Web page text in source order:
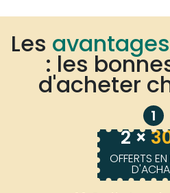
Les avantages
: les
d'acheter
1
2 ×
OFFERTS